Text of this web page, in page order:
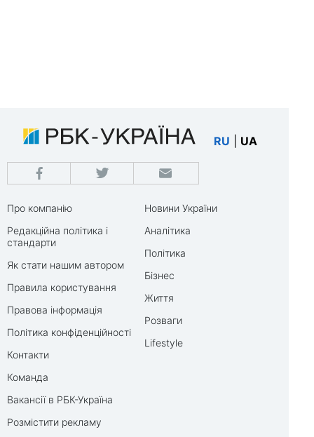
RU UA
Про компанію
Редакційна політика і
стандарти
Як стати нашим автором
Правила користування
Правова інформація
Політика конфіденційності
Контакти
Команда
Вакансії в РБК-Україна
Розмістити рекламу
Новини України
Аналітика
Політика
Бізнес
Життя
Розваги
Lifestyle